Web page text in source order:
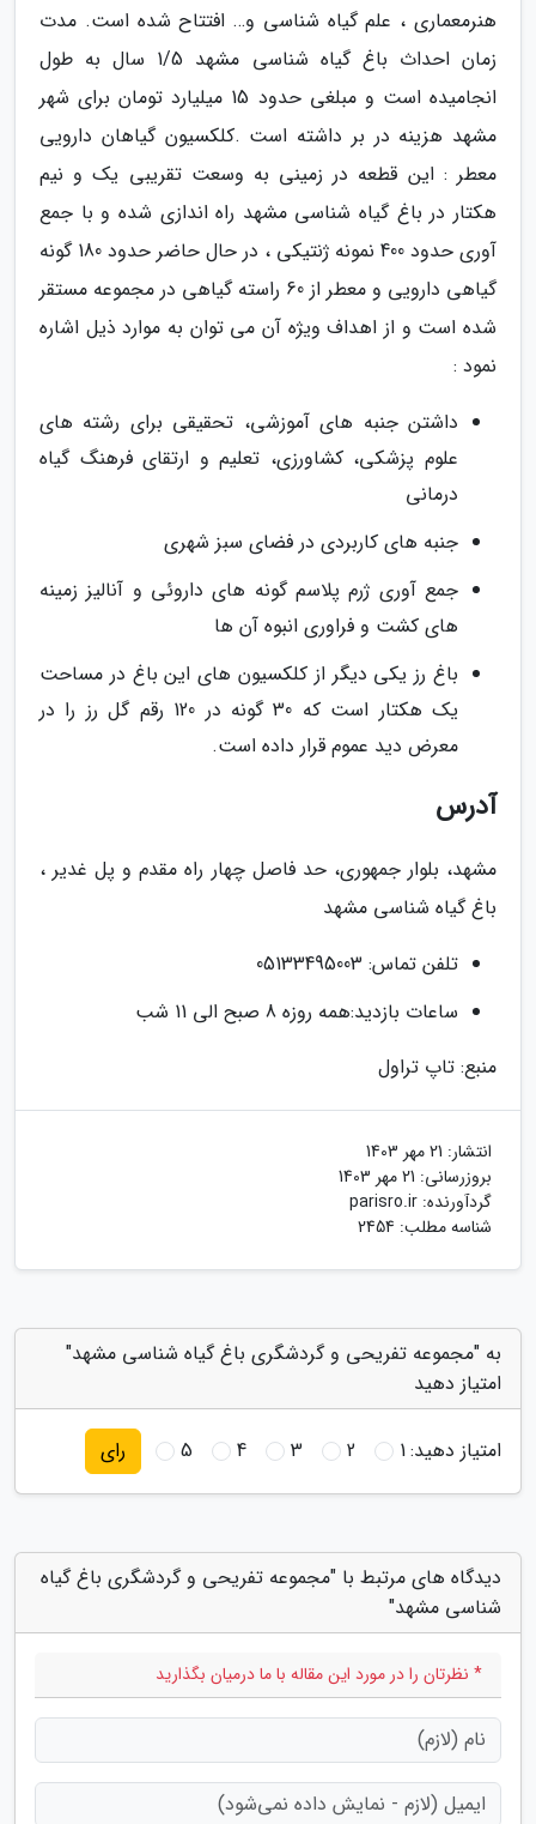
هنرمعماری ، علم گیاه شناسی و… افتتاح شده است. مدت
زمان احداث باغ گیاه شناسی مشهد 1/5 سال به طول
انجامیده است و مبلغی حدود 15 میلیارد تومان برای شهر
مشهد هزینه در بر داشته است .کلکسیون گیاهان دارویی
معطر : این قطعه در زمینی به وسعت تقریبی یک و نیم
هکتار در باغ گیاه شناسی مشهد راه اندازی شده و با جمع
آوری حدود 400 نمونه ژنتیکی ، در حال حاضر حدود 180 گونه
گیاهی دارویی و معطر از 60 راسته گیاهی در مجموعه مستقر
شده است و از اهداف ویژه آن می توان به موارد ذیل اشاره
نمود :
داشتن جنبه های آموزشی، تحقیقی برای رشته های
علوم پزشکی، کشاورزی، تعلیم و ارتقای فرهنگ گیاه
درمانی
جنبه های کاربردی در فضای سبز شهری
جمع آوری ژرم پلاسم گونه های داروئی و آنالیز زمینه
های کشت و فراوری انبوه آن ها
باغ رز یکی دیگر از کلکسیون های این باغ در مساحت
یک هکتار است که 30 گونه در 120 رقم گل رز را در
معرض دید عموم قرار داده است.
آدرس
مشهد، بلوار جمهوری، حد فاصل چهار راه مقدم و پل غدیر ،
باغ گیاه شناسی مشهد
تلفن تماس: 05133495003
ساعات بازدید:همه روزه 8 صبح الی 11 شب
منبع: تاپ تراول
انتشار: 21 مهر 1403
بروزرسانی: 21 مهر 1403
گردآورنده: parisro.ir
شناسه مطلب: 2454
به "مجموعه تفریحی و گردشگری باغ گیاه شناسی مشهد"
امتیاز دهید
امتیاز دهید:1
2
3
4
5 رای
دیدگاه های مرتبط با "مجموعه تفریحی و گردشگری باغ گیاه
شناسی مشهد"
* نظرتان را در مورد این مقاله با ما درمیان بگذارید